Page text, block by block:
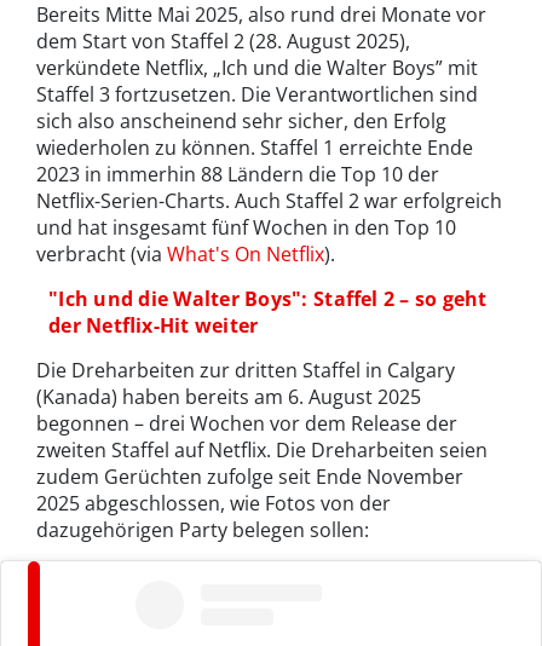
Bereits Mitte Mai 2025, also rund drei Monate vor
dem Start von Staffel 2 (28. August 2025),
verkündete Netflix, „Ich und die Walter Boys” mit
Staffel 3 fortzusetzen. Die Verantwortlichen sind
sich also anscheinend sehr sicher, den Erfolg
wiederholen zu können. Staffel 1 erreichte Ende
2023 in immerhin 88 Ländern die Top 10 der
Netflix-Serien-Charts. Auch Staffel 2 war erfolgreich
und hat insgesamt fünf Wochen in den Top 10
verbracht (via What's On Netflix).
"Ich und die Walter Boys": Staffel 2 – so geht
der Netflix-Hit weiter
Die Dreharbeiten zur dritten Staffel in Calgary
(Kanada) haben bereits am 6. August 2025
begonnen – drei Wochen vor dem Release der
zweiten Staffel auf Netflix. Die Dreharbeiten seien
zudem Gerüchten zufolge seit Ende November
2025 abgeschlossen, wie Fotos von der
dazugehörigen Party belegen sollen: